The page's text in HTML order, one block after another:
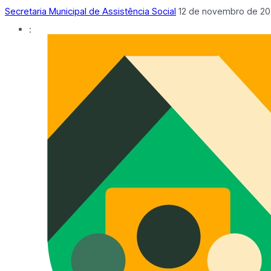
Secretaria Municipal de Assistência Social 12 de novembro de
: